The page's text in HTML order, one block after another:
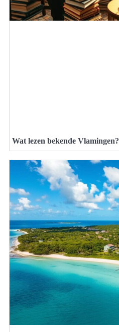
Wat lezen bekende Vlamingen?